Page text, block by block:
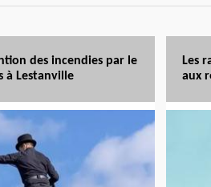
des incendies par le
à Lestanville
Les
aux